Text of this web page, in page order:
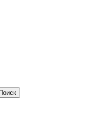
Поиск